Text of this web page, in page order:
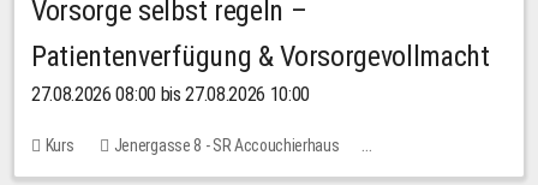
Vorsorge selbst regeln –
Patientenverfügung & Vorsorgevollmacht
27.08.2026 08:00 bis 27.08.2026 10:00
Kurs
Jenergasse 8 - SR Accouchierhaus
Keine freien Plätze